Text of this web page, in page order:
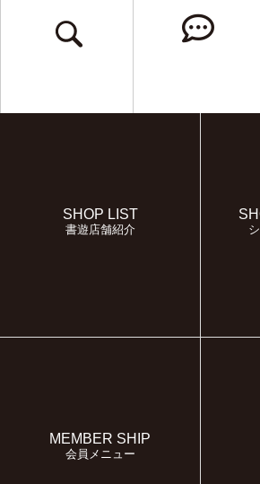
SHOP LIST
書遊店舗紹介
MEMBER SHIP
会員メニュー